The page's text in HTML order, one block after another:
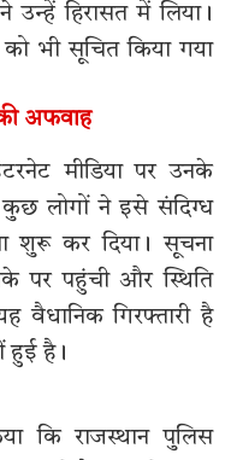
उन्हें हिरासत में लिया।
को भी सूचित किया गया
अफवाह
मीडिया पर उनके
लोगों ने इसे संदिग्ध
शुरू कर दिया। सूचना
पर पहुंची और स्थिति
वैधानिक गिरफ्तारी है
हुई है।
कि राजस्थान पुलिस